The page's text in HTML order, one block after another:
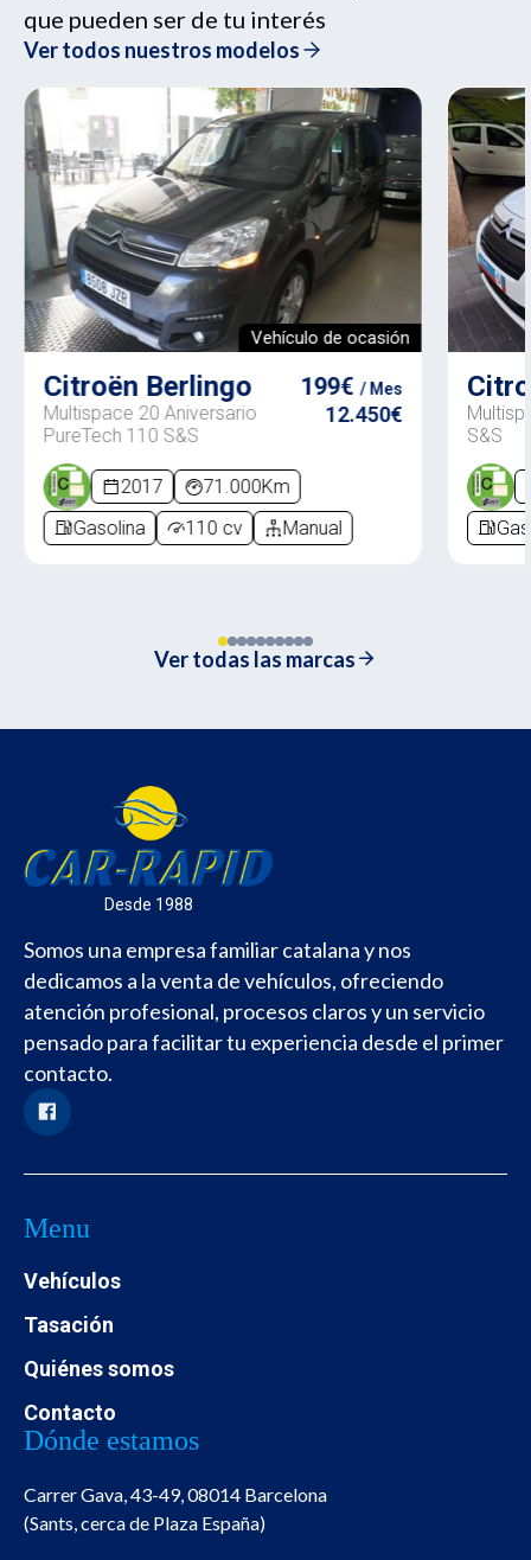
que pueden ser de tu interés
Ver todos nuestros modelos
Vehículo de ocasión
Citroën Berlingo
Multispace 20 Aniversario
PureTech 110 S&S
199€/ Mes
12.450€
2017
71.000Km
Gasolina
110 cv Manual
S&S
Ver todas las marcas
Desde 1988
Somos una empresa familiar catalana y nos
dedicamos a la venta de vehículos, ofreciendo
atención profesional, procesos claros y un servicio
pensado para facilitar tu experiencia desde el primer
contacto.
Menu
Vehículos
Tasación
Quiénes somos
Contacto
Dónde estamos
Carrer Gava, 43-49, 08014 Barcelona
(Sants, cerca de Plaza España)